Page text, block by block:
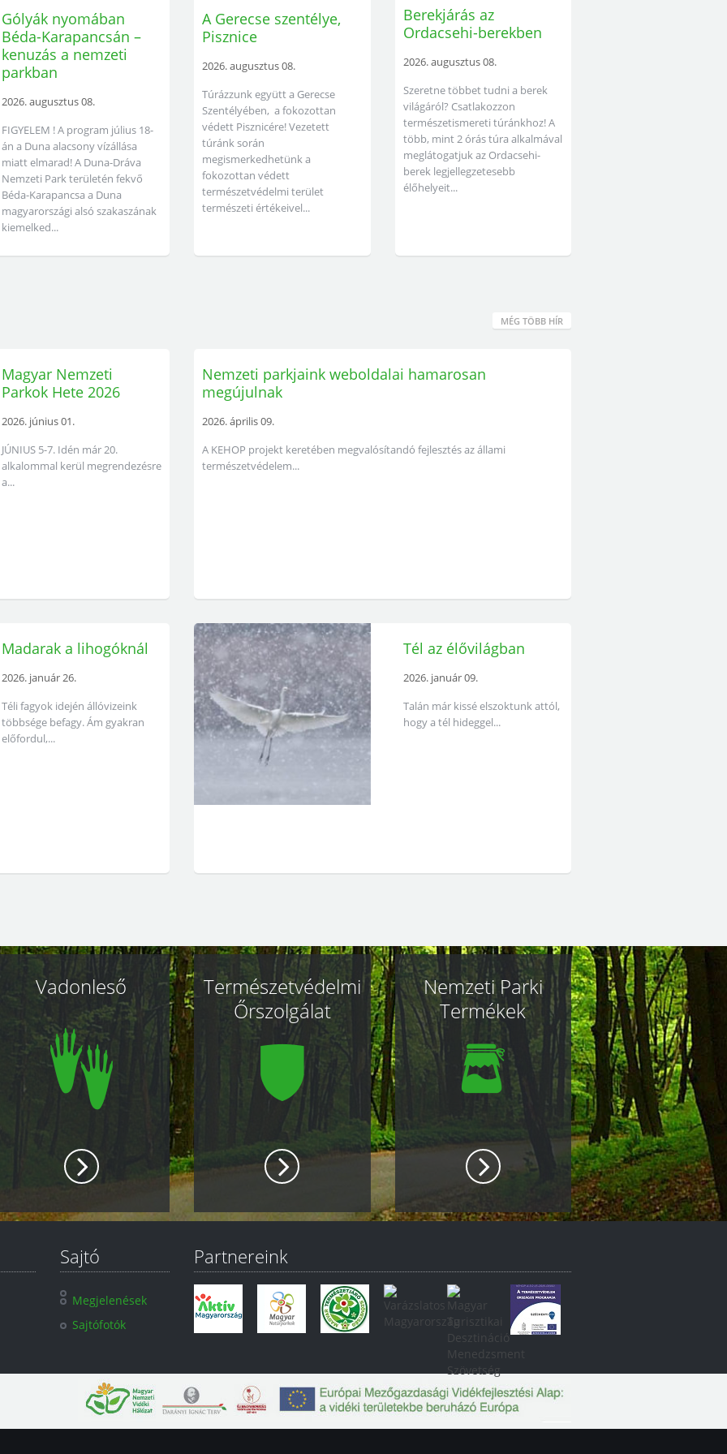
Gólyák nyomában
Béda-Karapancsán –
kenuzás a nemzeti
parkban
2026. augusztus 08.
FIGYELEM ! A program július 18-
án a Duna alacsony vízállása
miatt elmarad! A Duna-Dráva
Nemzeti Park területén fekvő
Béda-Karapancsa a Duna
magyarországi alsó szakaszának
kiemelked...
A Gerecse szentélye,
Pisznice
2026. augusztus 08.
Túrázzunk együtt a Gerecse
Szentélyében, a fokozottan
védett Pisznicére! Vezetett
túránk során
megismerkedhetünk a
fokozottan védett
természetvédelmi terület
természeti értékeivel...
Berekjárás az
Ordacsehi-berekben
2026. augusztus 08.
Szeretne többet tudni a berek
világáról? Csatlakozzon
természetismereti túránkhoz! A
több, mint 2 órás túra alkalmával
meglátogatjuk az Ordacsehi-
berek legjellegzetesebb
élőhelyeit...
MÉG TÖBB HÍR
Magyar Nemzeti
Parkok Hete 2026
2026. június 01.
JÚNIUS 5-7. Idén már 20.
alkalommal kerül megrendezésre
a...
Nemzeti parkjaink weboldalai hamarosan
megújulnak
2026. április 09.
A KEHOP projekt keretében megvalósítandó fejlesztés az állami
természetvédelem...
Madarak a lihogóknál
2026. január 26.
Téli fagyok idején állóvizeink
többsége befagy. Ám gyakran
előfordul,...
Tél az élővilágban
2026. január 09.
Talán már kissé elszoktunk attól,
hogy a tél hideggel...
Vadonleső
Természetvédelmi
Őrszolgálat
Nemzeti Parki
Termékek
Sajtó
Megjelenések
Sajtófotók
Partnereink